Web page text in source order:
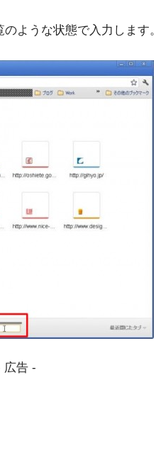
ような状態で入力します。
広告 -